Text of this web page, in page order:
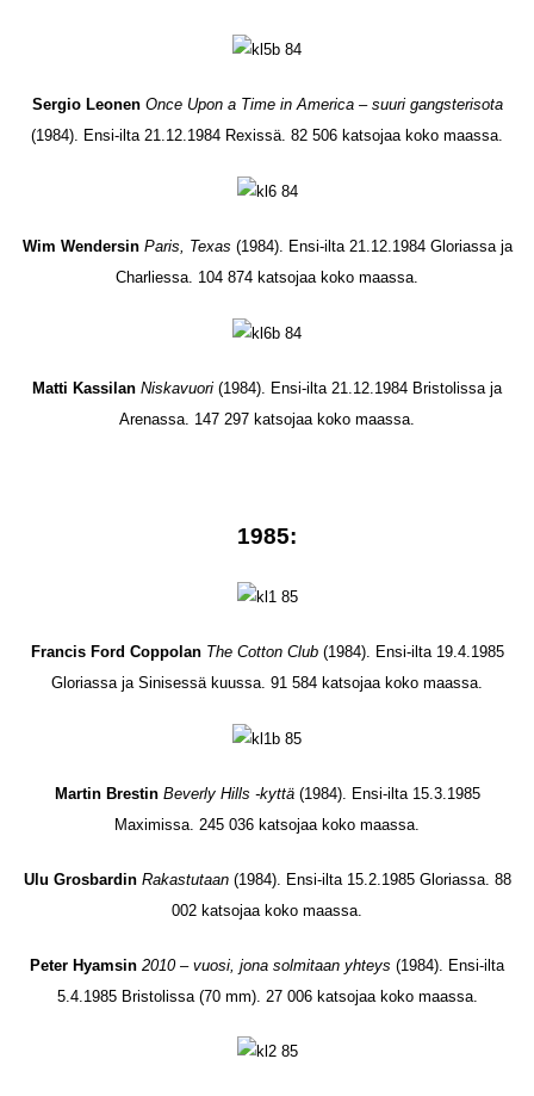
Sergio Leonen Once Upon a Time in America – suuri gangsterisota
(1984). Ensi-ilta 21.12.1984 Rexissä. 82 506 katsojaa koko maassa.
Wim Wendersin Paris, Texas (1984). Ensi-ilta 21.12.1984 Gloriassa ja
Charliessa. 104 874 katsojaa koko maassa.
Matti Kassilan Niskavuori (1984). Ensi-ilta 21.12.1984 Bristolissa ja
Arenassa. 147 297 katsojaa koko maassa.
1985:
Francis Ford Coppolan The Cotton Club(1984). Ensi-ilta 19.4.1985
Gloriassa ja Sinisessä kuussa. 91 584 katsojaa koko maassa.
Martin Brestin Beverly Hills -kyttä(1984). Ensi-ilta 15.3.1985
Maximissa. 245 036 katsojaa koko maassa.
Ulu Grosbardin Rakastutaan(1984). Ensi-ilta 15.2.1985 Gloriassa. 88
002 katsojaa koko maassa.
Peter Hyamsin 2010 – vuosi, jona solmitaan yhteys (1984). Ensi-ilta
5.4.1985 Bristolissa (70 mm). 27 006 katsojaa koko maassa.